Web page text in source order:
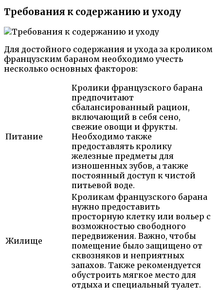
Требования к содержанию и уходу
Для достойного содержания и ухода за кроликом
французским бараном необходимо учесть
несколько основных факторов:
Питание
Кролики французского барана
предпочитают
сбалансированный рацион,
включающий в себя сено,
свежие овощи и фрукты.
Необходимо также
предоставлять кролику
железные предметы для
изношенных зубов, а также
постоянный доступ к чистой
питьевой воде.
Жилище
Кроликам французского барана
нужно предоставить
просторную клетку или вольер с
возможностью свободного
передвижения. Важно, чтобы
помещение было защищено от
сквозняков и неприятных
запахов. Также рекомендуется
обустроить мягкое место для
отдыха и специальный туалет.